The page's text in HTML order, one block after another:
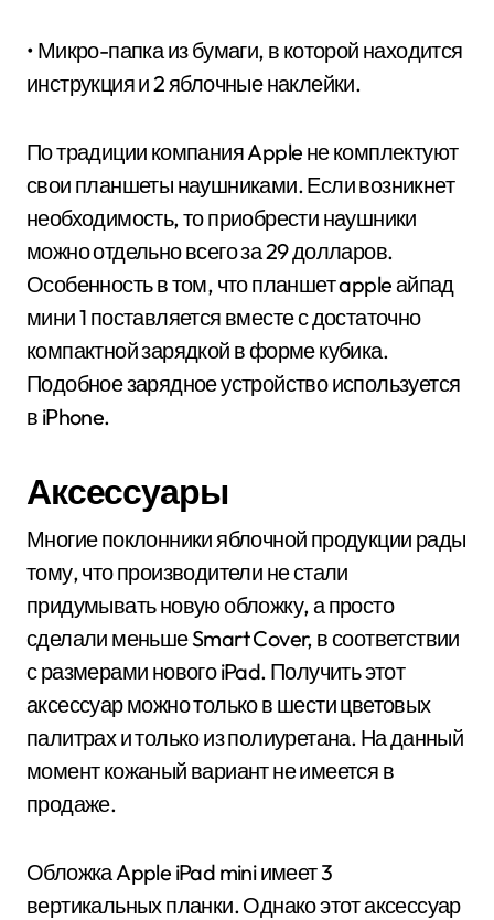
• Микро-папка из бумаги, в которой находится
инструкция и 2 яблочные наклейки.
По традиции компания Apple не комплектуют
свои планшеты наушниками. Если возникнет
необходимость, то приобрести наушники
можно отдельно всего за 29 долларов.
Особенность в том, что планшет apple айпад
мини 1 поставляется вместе с достаточно
компактной зарядкой в форме кубика.
Подобное зарядное устройство используется
в iPhone.
Аксессуары
Многие поклонники яблочной продукции рады
тому, что производители не стали
придумывать новую обложку, а просто
сделали меньше Smart Cover, в соответствии
с размерами нового iPad. Получить этот
аксессуар можно только в шести цветовых
палитрах и только из полиуретана. На данный
момент кожаный вариант не имеется в
продаже.
Обложка Apple iPad mini имеет 3
вертикальных планки. Однако этот аксессуар